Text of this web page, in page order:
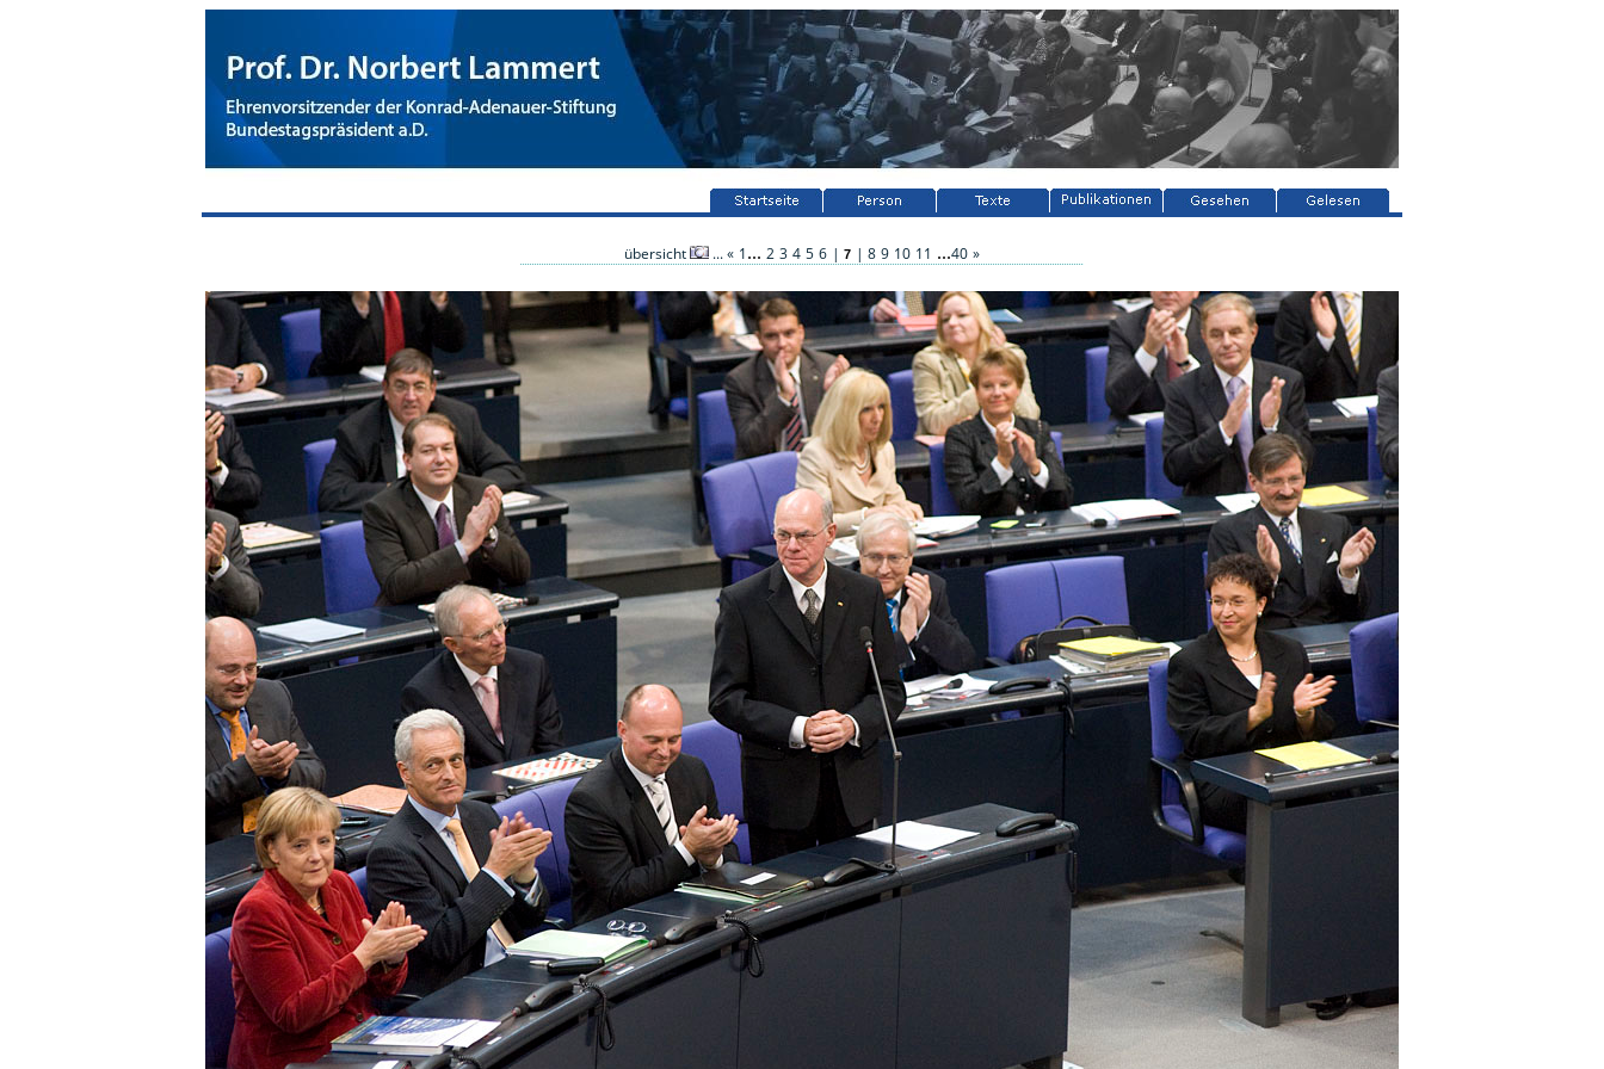
übersicht ...« 1... 2 3 4 5 6 | 7 | 8 9 10 11 ...40 »